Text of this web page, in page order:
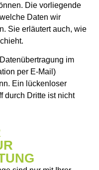
Die vorliegende
Daten wir
Sie erläutert auch, wie
im
per E-Mail)
Ein lückenloser
durch Dritte ist nicht